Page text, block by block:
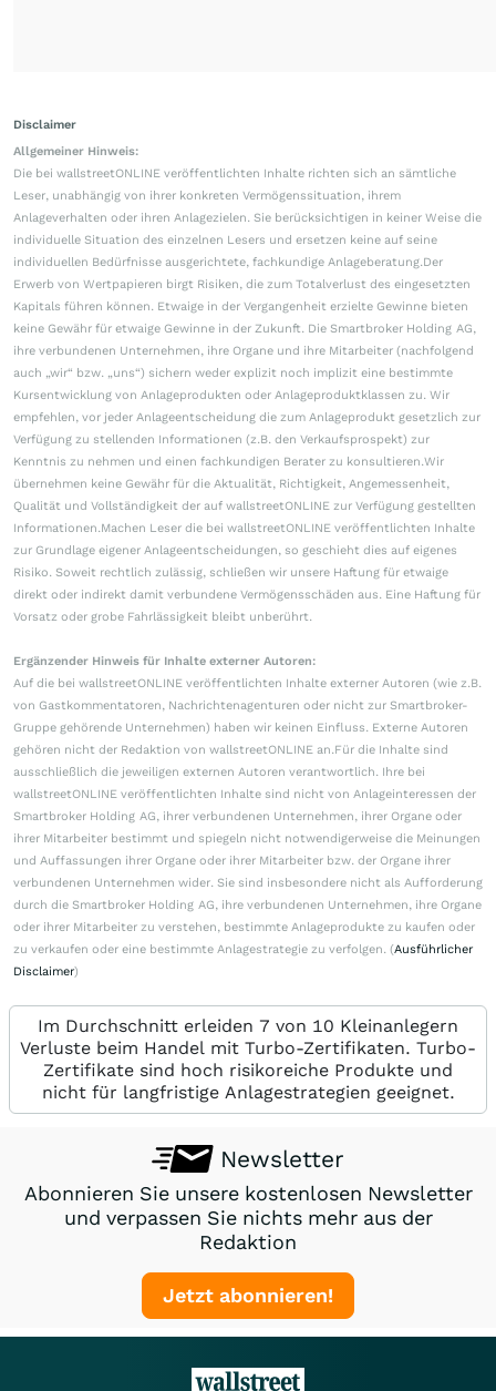
Disclaimer
Allgemeiner Hinweis:
Die bei wallstreetONLINE veröffentlichten Inhalte richten sich an sämtliche
Leser, unabhängig von ihrer konkreten Vermögenssituation, ihrem
Anlageverhalten oder ihren Anlagezielen. Sie berücksichtigen in keiner Weise die
individuelle Situation des einzelnen Lesers und ersetzen keine auf seine
individuellen Bedürfnisse ausgerichtete, fachkundige Anlageberatung.Der
Erwerb von Wertpapieren birgt Risiken, die zum Totalverlust des eingesetzten
Kapitals führen können. Etwaige in der Vergangenheit erzielte Gewinne bieten
keine Gewähr für etwaige Gewinne in der Zukunft. Die Smartbroker Holding AG,
ihre verbundenen Unternehmen, ihre Organe und ihre Mitarbeiter (nachfolgend
auch „wir“ bzw. „uns“) sichern weder explizit noch implizit eine bestimmte
Kursentwicklung von Anlageprodukten oder Anlageproduktklassen zu. Wir
empfehlen, vor jeder Anlageentscheidung die zum Anlageprodukt gesetzlich zur
Verfügung zu stellenden Informationen (z.B. den Verkaufsprospekt) zur
Kenntnis zu nehmen und einen fachkundigen Berater zu konsultieren.Wir
übernehmen keine Gewähr für die Aktualität, Richtigkeit, Angemessenheit,
Qualität und Vollständigkeit der auf wallstreetONLINE zur Verfügung gestellten
Informationen.Machen Leser die bei wallstreetONLINE veröffentlichten Inhalte
zur Grundlage eigener Anlageentscheidungen, so geschieht dies auf eigenes
Risiko. Soweit rechtlich zulässig, schließen wir unsere Haftung für etwaige
direkt oder indirekt damit verbundene Vermögensschäden aus. Eine Haftung für
Vorsatz oder grobe Fahrlässigkeit bleibt unberührt.
Ergänzender Hinweis für Inhalte externer Autoren:
Auf die bei wallstreetONLINE veröffentlichten Inhalte externer Autoren (wie z.B.
von Gastkommentatoren, Nachrichtenagenturen oder nicht zur Smartbroker-
Gruppe gehörende Unternehmen) haben wir keinen Einfluss. Externe Autoren
gehören nicht der Redaktion von wallstreetONLINE an.Für die Inhalte sind
ausschließlich die jeweiligen externen Autoren verantwortlich. Ihre bei
wallstreetONLINE veröffentlichten Inhalte sind nicht von Anlageinteressen der
Smartbroker Holding AG, ihrer verbundenen Unternehmen, ihrer Organe oder
ihrer Mitarbeiter bestimmt und spiegeln nicht notwendigerweise die Meinungen
und Auffassungen ihrer Organe oder ihrer Mitarbeiter bzw. der Organe ihrer
verbundenen Unternehmen wider. Sie sind insbesondere nicht als Aufforderung
durch die Smartbroker Holding AG, ihre verbundenen Unternehmen, ihre Organe
oder ihrer Mitarbeiter zu verstehen, bestimmte Anlageprodukte zu kaufen oder
zu verkaufen oder eine bestimmte Anlagestrategie zu verfolgen. (Ausführlicher
Disclaimer)
Im Durchschnitt erleiden 7 von 10 Kleinanlegern
Verluste beim Handel mit Turbo-Zertifikaten. Turbo-
Zertifikate sind hoch risikoreiche Produkte und
nicht für langfristige Anlagestrategien geeignet.
Newsletter
Abonnieren Sie unsere kostenlosen Newsletter
und verpassen Sie nichts mehr aus der
Redaktion
Jetzt abonnieren!